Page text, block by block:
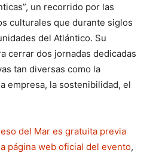
un recorrido por las
culturales que durante siglos
del Atlántico. Su
cerrar dos jornadas dedicadas
tan diversas como la
empresa, la sostenibilidad, el
del Mar es gratuita previa
página web oficial del evento,